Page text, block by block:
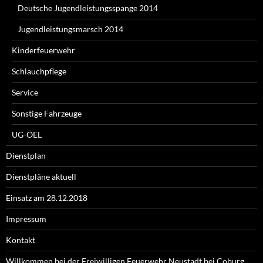
Deutsche Jugendleistungsspange 2014
Jugendleistungsmarsch 2014
Kinderfeuerwehr
Schlauchpflege
Service
Sonstige Fahrzeuge
UG-ÖEL
Dienstplan
Dienstpläne aktuell
Einsatz am 28.12.2018
Impressum
Kontakt